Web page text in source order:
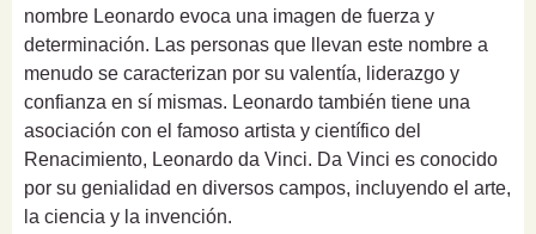
nombre Leonardo evoca una imagen de fuerza y
determinación. Las personas que llevan este nombre a
menudo se caracterizan por su valentía, liderazgo y
confianza en sí mismas. Leonardo también tiene una
asociación con el famoso artista y científico del
Renacimiento, Leonardo da Vinci. Da Vinci es conocido
por su genialidad en diversos campos, incluyendo el arte,
la ciencia y la invención.